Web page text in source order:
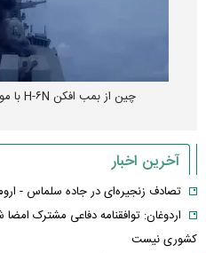
چین از بمب افکن H-۶N با موشک هسته‌ای رونمایی کرد
آخرین اخبار
تصادف زنجیره‌ای در جاده سلماس - ارومیه/ ۶ فوتی و ۵
اردوغان: توافقنامه دفاعی مشترک
کشوری نیست